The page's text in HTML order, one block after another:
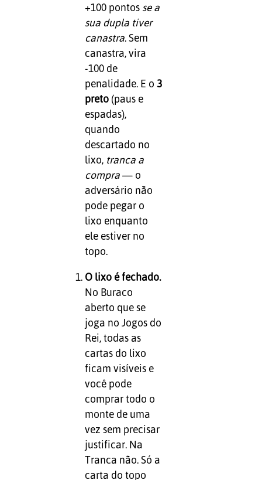
+100 pontos se a
sua dupla tiver
canastra. Sem
canastra, vira
-100 de
penalidade. E o 3
preto(paus e
espadas),
quando
descartado no
lixo, tranca a
compra— o
adversário não
pode pegar o
lixo enquanto
ele estiver no
topo.
O lixo é fechado.
No Buraco
aberto que se
joga no Jogos do
Rei, todas as
cartas do lixo
ficam visíveis e
você pode
comprar todo o
monte de uma
vez sem precisar
justificar. Na
Tranca não. Só a
carta do topo